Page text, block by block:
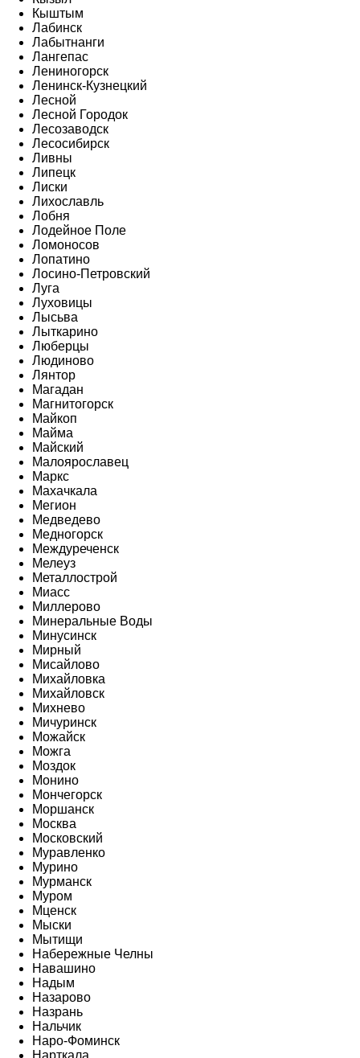
Кыштым
Лабинск
Лабытнанги
Лангепас
Лениногорск
Ленинск-Кузнецкий
Лесной
Лесной Городок
Лесозаводск
Лесосибирск
Ливны
Липецк
Лиски
Лихославль
Лобня
Лодейное Поле
Ломоносов
Лопатино
Лосино-Петровский
Луга
Луховицы
Лысьва
Лыткарино
Люберцы
Людиново
Лянтор
Магадан
Магнитогорск
Майкоп
Майма
Майский
Малоярославец
Маркс
Махачкала
Мегион
Медведево
Медногорск
Междуреченск
Мелеуз
Металлострой
Миасс
Миллерово
Минеральные Воды
Минусинск
Мирный
Мисайлово
Михайловка
Михайловск
Михнево
Мичуринск
Можайск
Можга
Моздок
Монино
Мончегорск
Моршанск
Москва
Московский
Муравленко
Мурино
Мурманск
Муром
Мценск
Мыски
Мытищи
Набережные Челны
Навашино
Надым
Назарово
Назрань
Нальчик
Наро-Фоминск
Нарткала